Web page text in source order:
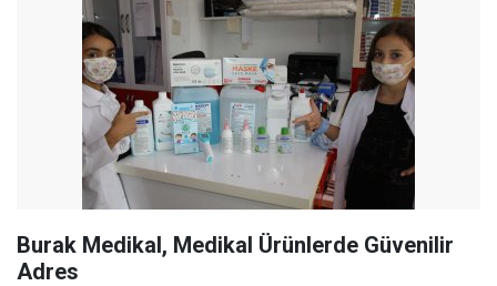
Burak Medikal, Medikal Ürünlerde Güvenilir
Adres